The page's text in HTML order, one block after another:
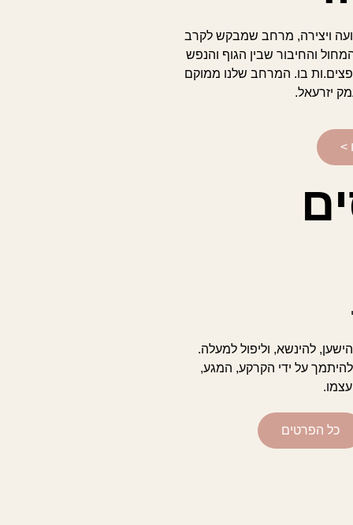
ויצירה, מרחב שמבקש לקרב
והחיבור שבין הגוף והנפש
בו. המרחב שלנו ממוקם
יזרעאל.
>
להינשא, וליפול למעלה.
על ידי הקרקע, המגע,
כל הפרטים